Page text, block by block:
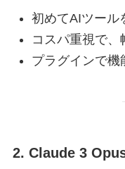
初めてAIツール
コスパ重視で、
プラグインで機
2. Claude 3